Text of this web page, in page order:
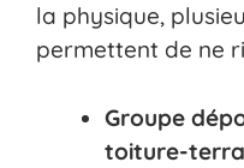
la physique,
permettent de ne
Groupe
toiture-